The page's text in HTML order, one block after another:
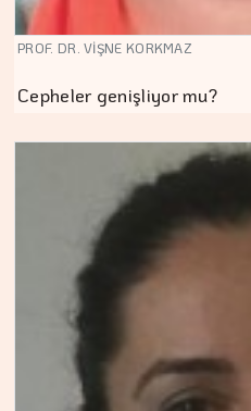
PROF. DR. VİŞNE KORKMAZ
Cepheler genişliyor mu?